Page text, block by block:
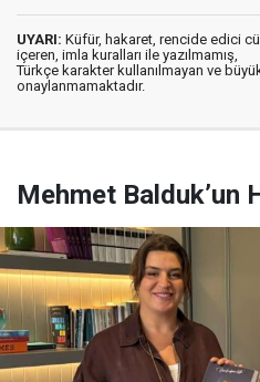
UYARI: Küfür, hakaret, rencide edici
içeren, imla kuralları ile yazılmamış,
Türkçe karakter kullanılmayan ve
onaylanmamaktadır.
Mehmet Balduk’un